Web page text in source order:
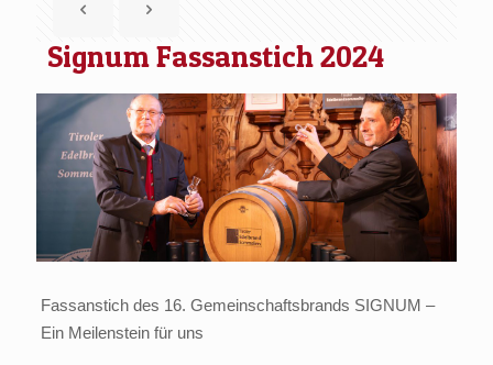
Signum Fassanstich 2024
Fassanstich des 16. Gemeinschaftsbrands SIGNUM –
Ein Meilenstein für uns